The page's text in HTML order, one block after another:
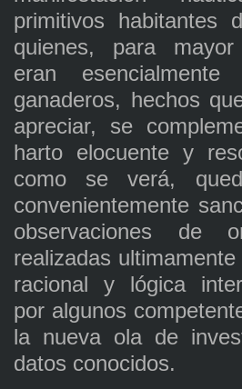
primitivos habitantes
quienes, para mayor
eran
ganaderos, hechos
apreciar, se
harto elocuente y
como se verá,
convenientemente
observaciones de
realizadas
racional y lógica
por algunos
la nueva ola de
datos conocidos.